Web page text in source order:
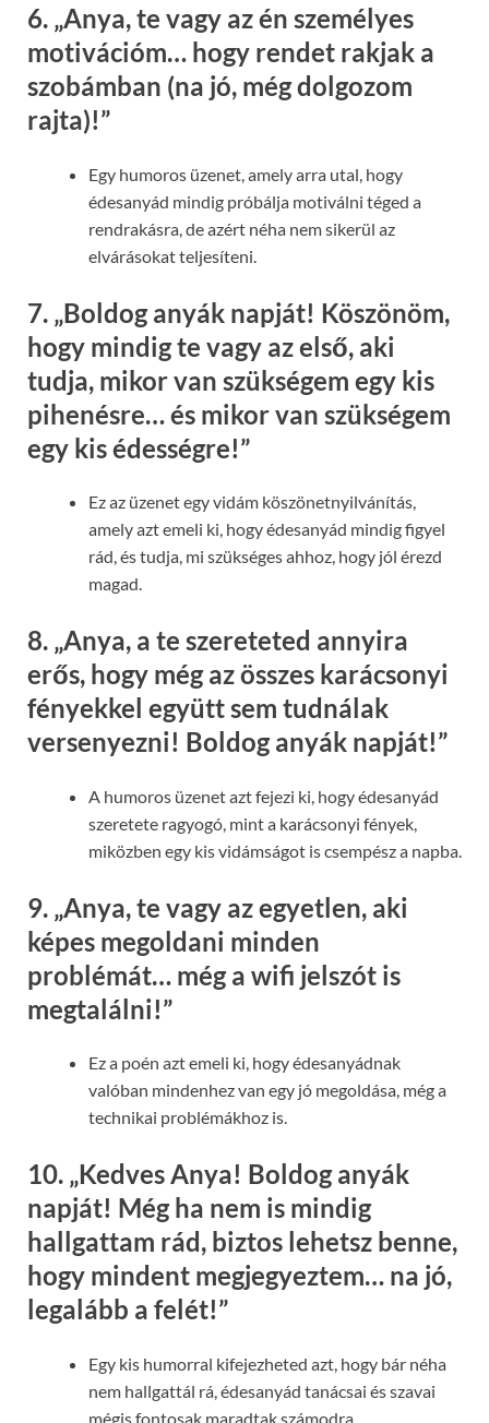
6. „Anya, te vagy az én személyes
motivációm… hogy rendet rakjak a
szobámban (na jó, még dolgozom
rajta)!”
Egy humoros üzenet, amely arra utal, hogy
édesanyád mindig próbálja motiválni téged a
rendrakásra, de azért néha nem sikerül az
elvárásokat teljesíteni.
7. „Boldog anyák napját! Köszönöm,
hogy mindig te vagy az első, aki
tudja, mikor van szükségem egy kis
pihenésre… és mikor van szükségem
egy kis édességre!”
Ez az üzenet egy vidám köszönetnyilvánítás,
amely azt emeli ki, hogy édesanyád mindig figyel
rád, és tudja, mi szükséges ahhoz, hogy jól érezd
magad.
8. „Anya, a te szereteted annyira
erős, hogy még az összes karácsonyi
fényekkel együtt sem tudnálak
versenyezni! Boldog anyák napját!”
A humoros üzenet azt fejezi ki, hogy édesanyád
szeretete ragyogó, mint a karácsonyi fények,
miközben egy kis vidámságot is csempész a napba.
9. „Anya, te vagy az egyetlen, aki
képes megoldani minden
problémát… még a wifi jelszót is
megtalálni!”
Ez a poén azt emeli ki, hogy édesanyádnak
valóban mindenhez van egy jó megoldása, még a
technikai problémákhoz is.
10. „Kedves Anya! Boldog anyák
napját! Még ha nem is mindig
hallgattam rád, biztos lehetsz benne,
hogy mindent megjegyeztem… na jó,
legalább a felét!”
Egy kis humorral kifejezheted azt, hogy bár néha
nem hallgattál rá, édesanyád tanácsai és szavai
mégis fontosak maradtak számodra.